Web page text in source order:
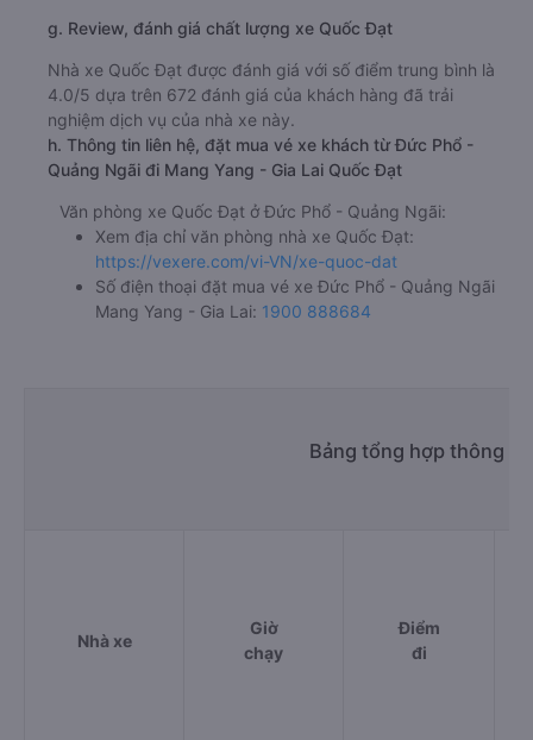
g. Review, đánh giá chất lượng xe Quốc Đạt
Nhà xe Quốc Đạt được đánh giá với số điểm trung bình là
4.0/5 dựa trên 672 đánh giá của khách hàng đã trải
nghiệm dịch vụ của nhà xe này.
h. Thông tin liên hệ, đặt mua vé xe khách từ Đức Phổ -
Quảng Ngãi đi Mang Yang - Gia Lai Quốc Đạt
Văn phòng xe Quốc Đạt ở Đức Phổ - Quảng Ngãi:
Xem địa chỉ văn phòng nhà xe Quốc Đạt:
https://vexere.com/vi-VN/xe-quoc-dat
Số điện thoại đặt mua vé xe Đức Phổ - Quảng Ngãi
Mang Yang - Gia Lai: 1900 888684
Bảng tổng hợp thông
Nhà xe
Giờ
chạy
Điểm
đi